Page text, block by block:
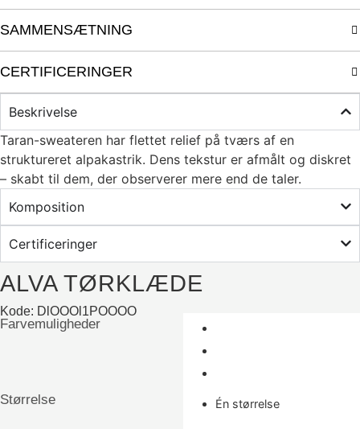
SAMMENSÆTNING
CERTIFICERINGER
Beskrivelse
Taran-sweateren har flettet relief på tværs af en
struktureret alpakastrik. Dens tekstur er afmålt og diskret
– skabt til dem, der observerer mere end de taler.
Komposition
Certificeringer
ALVA TØRKLÆDE
Kode: DlOOOl1POOOO
Farvemuligheder
Størrelse Én størrelse